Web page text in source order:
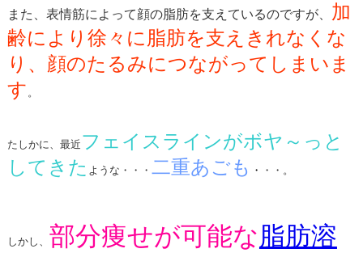
また、表情筋によって顔の脂肪を支えているのですが、 加
齢により徐々に脂肪を支えきれなくな
り、顔のたるみにつながってしまいま
す 。
たしかに、最近 フェイスラインがボヤ～っと
してきた ような・・・ 二重あごも ・ ・・。
しかし、 部分痩せが可能な脂肪溶